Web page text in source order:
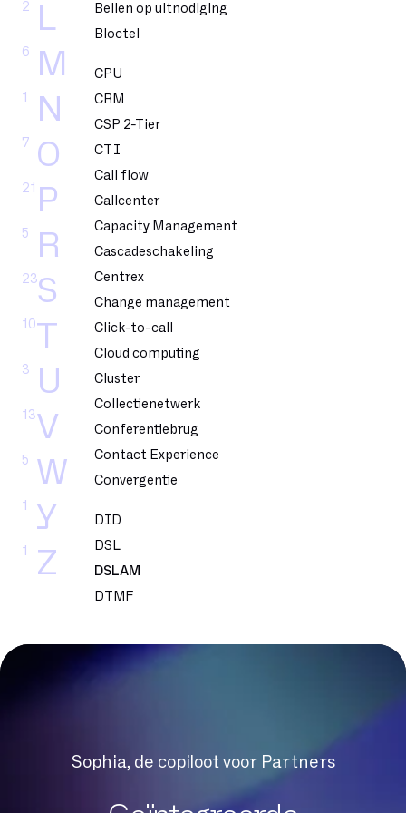
L
2
M
6
N
1
O
7
P
21
R
5
S
23
T
10
U
3
V
13
W
5
Y
1
Z
1
Bellen op uitnodiging
Bloctel
CPU
CRM
CSP 2-Tier
CTI
Call flow
Callcenter
Capacity Management
Cascadeschakeling
Centrex
Change management
Click-to-call
Cloud computing
Cluster
Collectienetwerk
Conferentiebrug
Contact Experience
Convergentie
DID
DSL
DSLAM
DTMF
Dedicated glasvezel
Downloadsnelheid
Sophia, de copiloot voor Partners